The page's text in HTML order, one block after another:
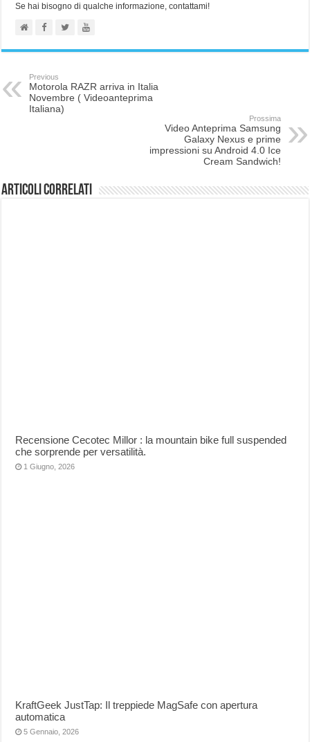
Se hai bisogno di qualche informazione, contattami!
Previous
Motorola RAZR arriva in Italia
Novembre ( Videoanteprima
Italiana)
Prossima
Video Anteprima Samsung
Galaxy Nexus e prime
impressioni su Android 4.0 Ice
Cream Sandwich!
Articoli correlati
Recensione Cecotec Millor : la mountain bike full suspended
che sorprende per versatilità.
1 Giugno, 2026
KraftGeek JustTap: Il treppiede MagSafe con apertura
automatica
5 Gennaio, 2026